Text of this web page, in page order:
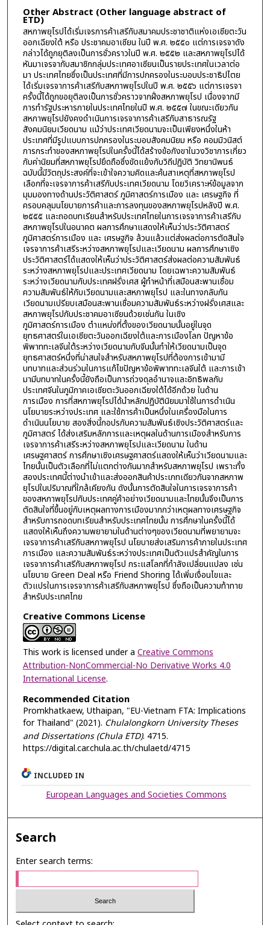
Other Abstract (Other language abstract of
ETD)
สหภาพยุโรปได้เริ่มเจรการค้าเสรีกับสมาคมประชาชาติแห่งเอเชียตะวัน
ออกเฉียงใต้ หรือ ประชาคมอาเซียน ในปี พ.ศ. ๒๕๕๐ แต่การเจรจาดัง
กล่าวได้ถูกยุติลงเป็นการชั่วคราวในปี พ.ศ. ๒๕๕๒ และสหภาพยุโรปได้
หันมาเจรจากับสมาชิกกลุ่มประเทศอาเซียนเป็นรายประเทศในเวลาต่อ
มา ประเทศไทยซึ่งเป็นประเทศที่มีการปกครองในระบอบประชาธิปไตย
ได้เริ่มเจรจาการค้าเสรีกับสหภาพยุโรปในปี พ.ศ. ๒๕๕๖ แต่การเจรจา
ครั้งนี้ได้ถูกขอยุติลงเป็นการชั่วคราวจากฝั่งสหภาพยุโรป เนื่องจากมี
การทำรัฐประหารภายในประเทศไทยในปี พ.ศ. ๒๕๕๗ ในขณะเดียวกัน
สหภาพยุโรปยังคงดำเนินการเจรจาการค้าเสรีกับสาธารณรัฐ
สังคมนิยมเวียดนาม แม้ว่าประเทศเวียดนามจะเป็นเพียงหนึ่งในห้า
ประเทศที่มีรูปแบบการปกครองในระบอบสังคมนิยม หรือ คอมมิวนิสต์
การกระทำของสหภาพยุโรปในครั้งนี้ได้สร้างข้อกังขาในวงวิชาการเกี่ยว
กับค่านิยมที่สหภาพยุโรปยึดถือซึ่งขัดแย้งกับวิถีปฏิบัติ วิทยานิพนธ์
ฉบับนี้มีวัตถุประสงค์ที่จะเข้าใจความคิดและค้นสาเหตุที่สหภาพยุโรป
เลือกที่จะเจรจาการค้าเสรีกับประเทศเวียดนาม โดยวิเคราะห์ข้อมูลจาก
มุมมองทางด้านประวัติศาสตร์ ภูมิศาสตร์การเมือง และ เศรษฐกิจ ที่
ครอบคลุมนโยบายการค้าและการลงทุนของสหภาพยุโรปหลังปี พ.ศ.
๒๕๕๕ และถอดบทเรียนสำหรับประเทศไทยในการเจรจาการค้าเสรีกับ
สหภาพยุโรปในอนาคต ผลการศึกษาแสดงให้เห็นว่าประวัติศาสตร์
ภูมิศาสตร์การเมือง และ เศรษฐกิจ ล้วนแล้วแต่ส่งผลต่อการตัดสินใจ
เจรจาการค้าเสรีระหว่างสหภาพยุโรปและเวียดนาม ผลการศึกษาเชิง
ประวัติศาสตร์ได้แสดงให้เห็นว่าประวัติศาสตร์ส่งผลต่อความสัมพันธ์
ระหว่างสหภาพยุโรปและประเทศเวียดนาม โดยเฉพาะความสัมพันธ์
ระหว่างเวียดนามกับประเทศฝรั่งเศส ผู้ทำหน้าที่เสมือนสะพานเชื่อม
ความสัมพันธ์ให้กับเวียดนามและสหภาพยุโรป และในทางกลับกัน
เวียดนามเปรียบเสมือนสะพานเชื่อมความสัมพันธ์ระหว่างฝรั่งเศสและ
สหภาพยุโรปกับประชาคมอาเซียนด้วยเช่นกัน ในเชิง
ภูมิศาสตร์การเมือง ตำแหน่งที่ตั้งของเวียดนามนั้นอยู่ในจุด
ยุทธศาสตร์ในเอเชียตะวันออกเฉียงใต้และการเมืองโลก ปัญหาข้อ
พิพาททะเลจีนใต้ระหว่างเวียดนามกับจีนนั้นทำให้เวียดนามเป็นจุด
ยุทธศาสตร์หนึ่งที่น่าสนใจสำหรับสหภาพยุโรปที่ต้องการเข้ามามี
บทบาทและส่วนร่วมในการแก้ไขปัญหาข้อพิพาททะเลจีนใต้ และการเข้า
มามีบทบาทในครั้งนี้ยังถือเป็นการถ่วงดุลอำนาจและอิทธิพลกับ
ประเทศจีนในภูมิภาคเอเชียตะวันออกเฉียงใต้ได้อีกด้วย ในด้าน
การเมือง การที่สหภาพยุโรปได้นำหลักปฏิบัตินิยมมาใช้ในการดำเนิน
นโยบายระหว่างประเทศ และใช้การค้าเป็นหนึ่งในเครื่องมือในการ
ดำเนินนโยบาย สองสิ่งนี้กอปรกับความสัมพันธ์เชิงประวัติศาสตร์และ
ภูมิศาสตร์ ได้ส่งเสริมหลักการและเหตุผลในด้านการเมืองสำหรับการ
เจรจาการค้าเสรีระหว่างสหภาพยุโรปและเวียดนาม ในด้าน
เศรษฐศาสตร์ การศึกษาเชิงเศรษฐศาสตร์แสดงให้เห็นว่าเวียดนามและ
ไทยนั้นเป็นตัวเลือกที่ไม่แตกต่างกันมากสำหรับสหภาพยุโรป เพราะทั้ง
สองประเทศนี้ต่างนำเข้าและส่งออกสินค้าประเภทเดียวกันจากสหภาพ
ยุโรปในปริมาณที่ใกล้เคียงกัน ดังนั้นการตัดสินใจในการเจรจาการค้า
ของสหภาพยุโรปกับประเทศคู่ค้าอย่างเวียดนามและไทยนั้นจึงเป็นการ
ตัดสินใจที่ขึ้นอยู่กับเหตุผลทางการเมืองมากกว่าเหตุผลทางเศรษฐกิจ
สำหรับการถอดบทเรียนสำหรับประเทศไทยนั้น การศึกษาในครั้งนี้ได้
แสดงให้เห็นถึงความพยายามในด้านต่างๆของเวียดนามที่พยายามจะ
เจรจาการค้าเสรีกับสหภาพยุโรป นโยบายส่งเสริมการค้าภายในประเทศ
การเมือง และความสัมพันธ์ระหว่างประเทศเป็นตัวแปรสำคัญในการ
เจรจาการค้าเสรีกับสหภาพยุโรป กระแสโลกที่กำลังเปลี่ยนแปลง เช่น
นโยบาย Green Deal หรือ Friend Shoring ได้เพิ่มเงื่อนไขและ
ตัวแปรในการเจรจาการค้าเสรีกับสหภาพยุโรป ซึ่งถือเป็นความท้าทาย
สำหรับประเทศไทย
Creative Commons License
This work is licensed under a Creative Commons
Attribution-NonCommercial-No Derivative Works 4.0
International License.
Recommended Citation
Promkhatkaew, Uthaipan, "EU-Vietnam FTA: Implications
for Thailand" (2021). Chulalongkorn University Theses
and Dissertations (Chula ETD). 4715.
https://digital.car.chula.ac.th/chulaetd/4715
INCLUDED IN
European Languages and Societies Commons
Search
Enter search terms: